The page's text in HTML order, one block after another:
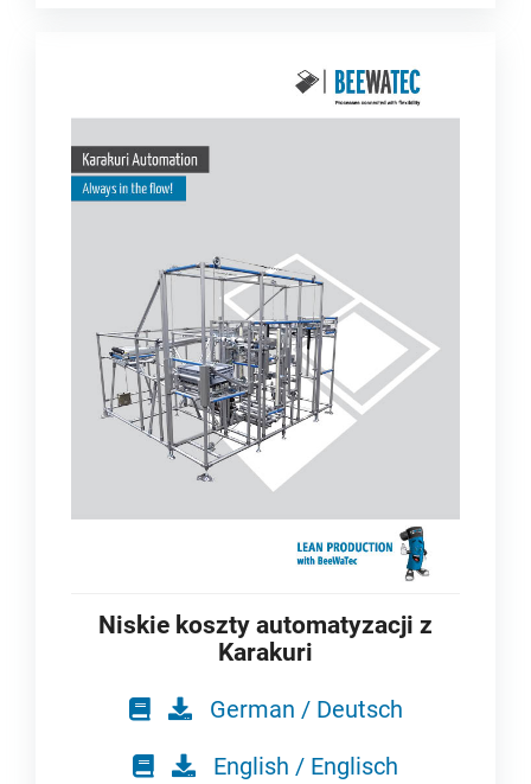
Niskie koszty automatyzacji z
Karakuri
German / Deutsch
English / Englisch